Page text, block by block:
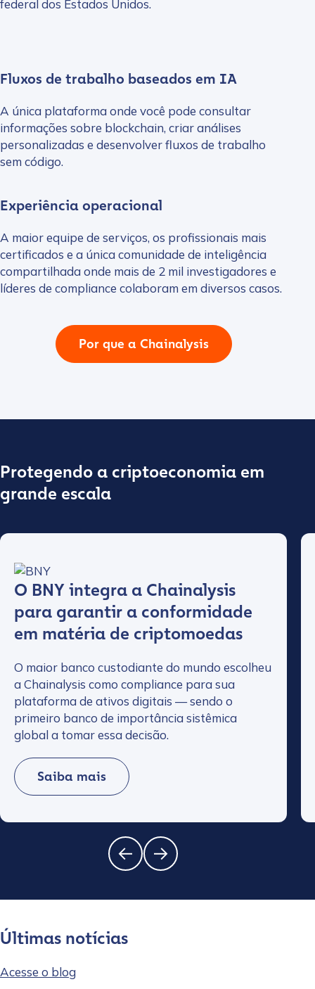
federal dos Estados Unidos.
Fluxos de trabalho baseados em IA
A única plataforma onde você pode consultar
informações sobre blockchain, criar análises
personalizadas e desenvolver fluxos de trabalho
sem código.
Experiência operacional
A maior equipe de serviços, os profissionais mais
certificados e a única comunidade de inteligência
compartilhada onde mais de 2 mil investigadores e
líderes de compliance colaboram em diversos casos.
Por que a Chainalysis
Protegendo a criptoeconomia em
grande escala
O BNY integra a Chainalysis
para garantir a conformidade
em matéria de criptomoedas
O maior banco custodiante do mundo escolheu
a Chainalysis como compliance para sua
plataforma de ativos digitais — sendo o
primeiro banco de importância sistêmica
global a tomar essa decisão.
Saiba mais
Últimas notícias
Acesse o blog